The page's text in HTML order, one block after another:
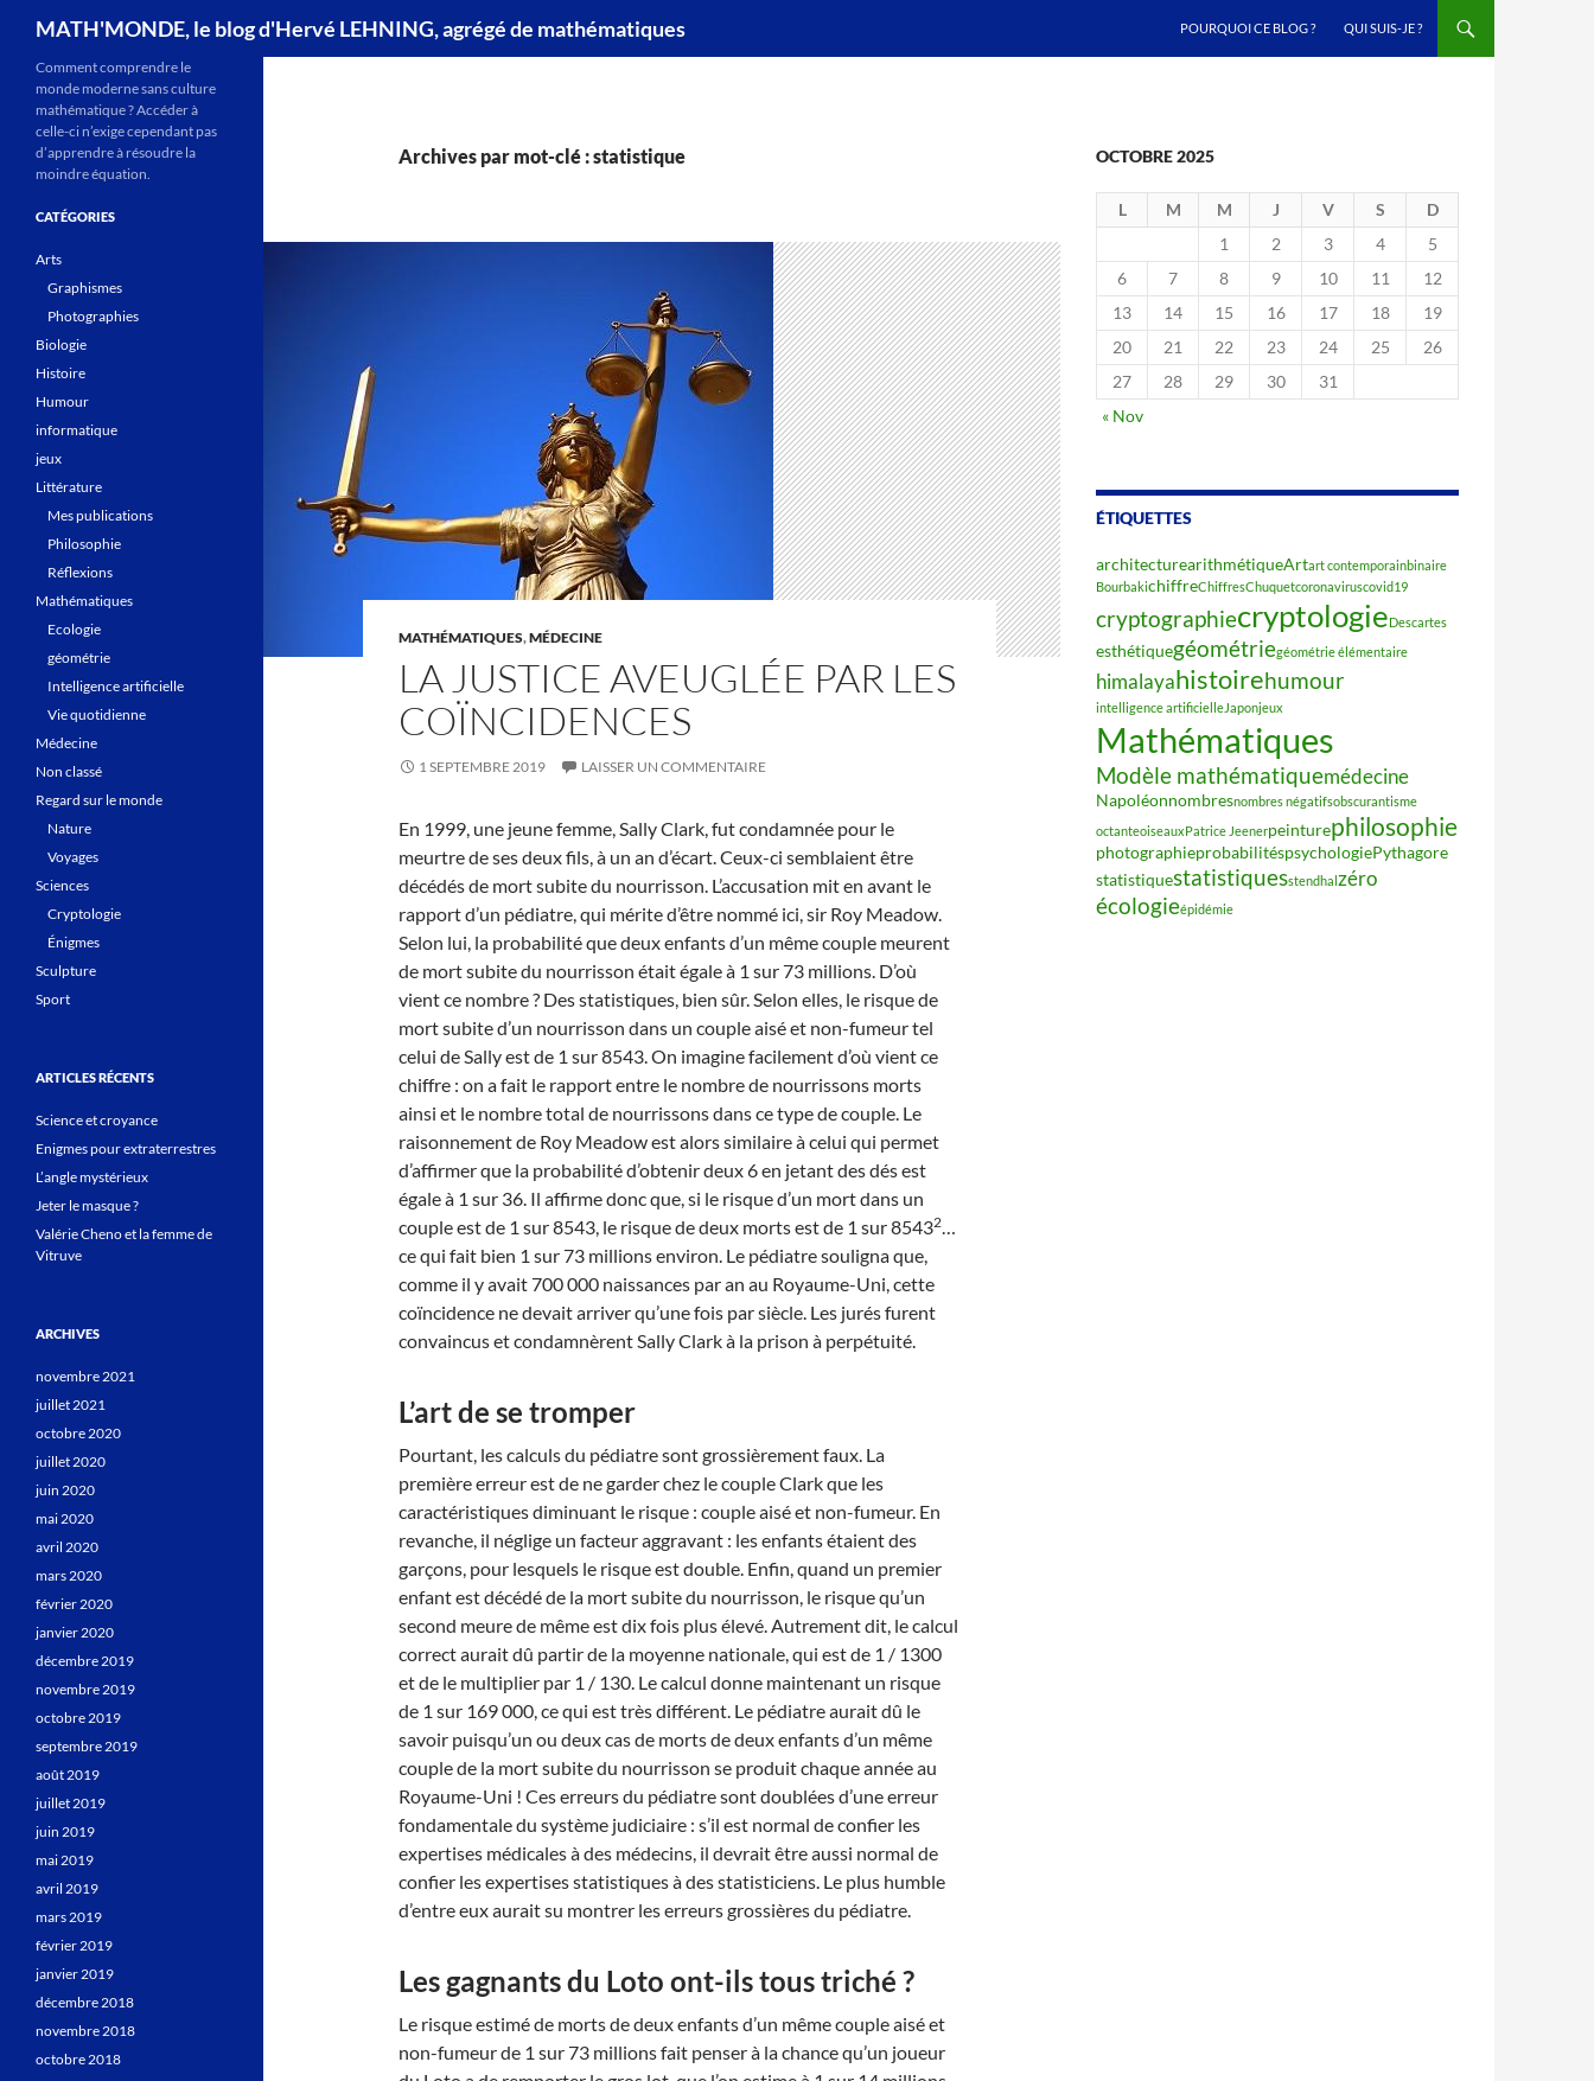
MATH'MONDE, le blog d'Hervé LEHNING, agrégé de mathématiques
POURQUOI CE BLOG ?
QUI SUIS-JE ?
Archives par mot-clé : statistique
MATHÉMATIQUES,MÉDECINE
LA JUSTICE AVEUGLÉE PAR LES
COÏNCIDENCES
1 SEPTEMBRE 2019 LAISSER UN COMMENTAIRE
En 1999, une jeune femme, Sally Clark, fut condamnée pour le
meurtre de ses deux fils, à un an d’écart. Ceux-ci semblaient être
décédés de mort subite du nourrisson. L’accusation mit en avant le
rapport d’un pédiatre, qui mérite d’être nommé ici, sir Roy Meadow.
Selon lui, la probabilité que deux enfants d’un même couple meurent
de mort subite du nourrisson était égale à 1 sur 73 millions. D’où
vient ce nombre ? Des statistiques, bien sûr. Selon elles, le risque de
mort subite d’un nourrisson dans un couple aisé et non-fumeur tel
celui de Sally est de 1 sur 8543. On imagine facilement d’où vient ce
chiffre : on a fait le rapport entre le nombre de nourrissons morts
ainsi et le nombre total de nourrissons dans ce type de couple. Le
raisonnement de Roy Meadow est alors similaire à celui qui permet
d’affirmer que la probabilité d’obtenir deux 6 en jetant des dés est
égale à 1 sur 36. Il affirme donc que, si le risque d’un mort dans un
couple est de 1 sur 8543, le risque de deux morts est de 1 sur 85432…
ce qui fait bien 1 sur 73 millions environ. Le pédiatre souligna que,
comme il y avait 700 000 naissances par an au Royaume-Uni, cette
coïncidence ne devait arriver qu’une fois par siècle. Les jurés furent
convaincus et condamnèrent Sally Clark à la prison à perpétuité.
L’art de se tromper
Pourtant, les calculs du pédiatre sont grossièrement faux. La
première erreur est de ne garder chez le couple Clark que les
caractéristiques diminuant le risque : couple aisé et non-fumeur. En
revanche, il néglige un facteur aggravant : les enfants étaient des
garçons, pour lesquels le risque est double. Enfin, quand un premier
enfant est décédé de la mort subite du nourrisson, le risque qu’un
second meure de même est dix fois plus élevé. Autrement dit, le calcul
correct aurait dû partir de la moyenne nationale, qui est de 1 / 1300
et de le multiplier par 1 / 130. Le calcul donne maintenant un risque
de 1 sur 169 000, ce qui est très différent. Le pédiatre aurait dû le
savoir puisqu’un ou deux cas de morts de deux enfants d’un même
couple de la mort subite du nourrisson se produit chaque année au
Royaume-Uni ! Ces erreurs du pédiatre sont doublées d’une erreur
fondamentale du système judiciaire : s’il est normal de confier les
expertises médicales à des médecins, il devrait être aussi normal de
confier les expertises statistiques à des statisticiens. Le plus humble
d’entre eux aurait su montrer les erreurs grossières du pédiatre.
Les gagnants du Loto ont-ils tous triché ?
Le risque estimé de morts de deux enfants d’un même couple aisé et
non-fumeur de 1 sur 73 millions fait penser à la chance qu’un joueur
OCTOBRE 2025
L M M J V S
D
1
2 3 4
5
6
7 8 9 10 11
12
13
14 15 16 17 18
19
20
21 22 23 24 25
26
27
28 29 30
31
« Nov
ÉTIQUETTES
architecturearithmétiqueArtart contemporainbinaire
BourbakichiffreChiffresChuquetcoronaviruscovid19
cryptographiecryptologieDescartes
esthétiquegéométriegéométrie élémentaire
himalayahistoirehumour
intelligence artificielleJaponjeux
Mathématiques
Modèle mathématiquemédecine
Napoléonnombresnombres négatifsobscurantisme
octanteoiseauxPatrice Jeenerpeinturephilosophie
photographieprobabilitéspsychologiePythagore
statistiquestatistiquesstendhalzéro
écologieépidémie
Comment comprendre le
monde moderne sans culture
mathématique ? Accéder à
celle-ci n’exige cependant pas
d’apprendre à résoudre la
moindre équation.
CATÉGORIES
Arts
Graphismes
Photographies
Biologie
Histoire
Humour
informatique
jeux
Littérature
Mes publications
Philosophie
Réflexions
Mathématiques
Ecologie
géométrie
Intelligence artificielle
Vie quotidienne
Médecine
Non classé
Regard sur le monde
Nature
Voyages
Sciences
Cryptologie
Énigmes
Sculpture
Sport
ARTICLES RÉCENTS
Science et croyance
Enigmes pour extraterrestres
L’angle mystérieux
Jeter le masque ?
Valérie Cheno et la femme de
Vitruve
ARCHIVES
novembre 2021
juillet 2021
octobre 2020
juillet 2020
juin 2020
mai 2020
avril 2020
mars 2020
février 2020
janvier 2020
décembre 2019
novembre 2019
octobre 2019
septembre 2019
août 2019
juillet 2019
juin 2019
mai 2019
avril 2019
mars 2019
février 2019
janvier 2019
décembre 2018
novembre 2018
octobre 2018